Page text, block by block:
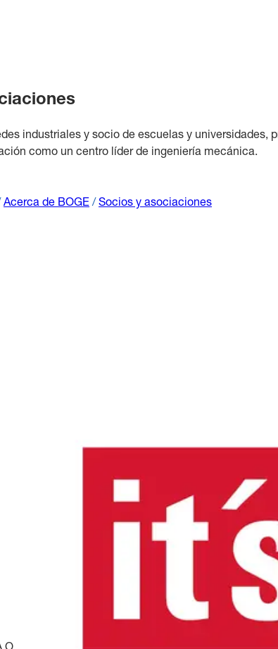
industriales y socio de escuelas y
como un centro líder de ingeniería mecánica.
Acerca de BOGE / Socios y asociaciones